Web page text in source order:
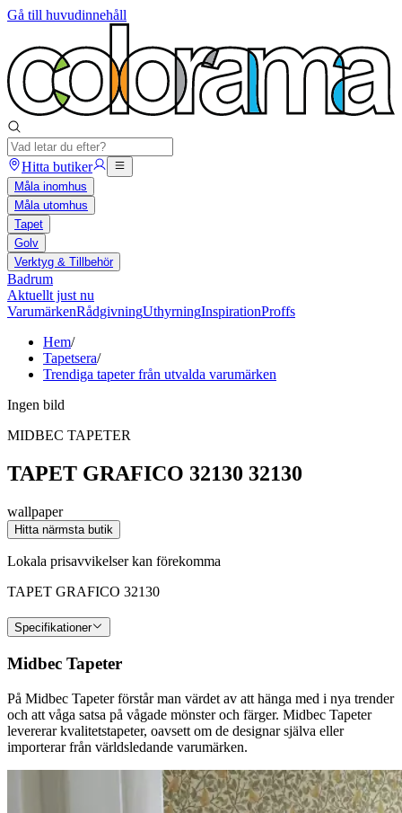
Gå till huvudinnehåll
Hitta butiker
Måla inomhus
Måla utomhus
Tapet
Golv
Verktyg & Tillbehör
Badrum
Aktuellt just nu
VarumärkenRådgivningUthyrningInspirationProffs
Hem/
Tapetsera/
Trendiga tapeter från utvalda varumärken
Ingen bild
MIDBEC TAPETER
TAPET GRAFICO 32130 32130
wallpaper
Hitta närmsta butik
Lokala prisavvikelser kan förekomma
TAPET GRAFICO 32130
Specifikationer
Midbec Tapeter
På Midbec Tapeter förstår man värdet av att hänga med i nya trender
och att våga satsa på vågade mönster och färger. Midbec Tapeter
levererar kvalitetstapeter, oavsett om de designar själva eller
importerar från världsledande varumärken.